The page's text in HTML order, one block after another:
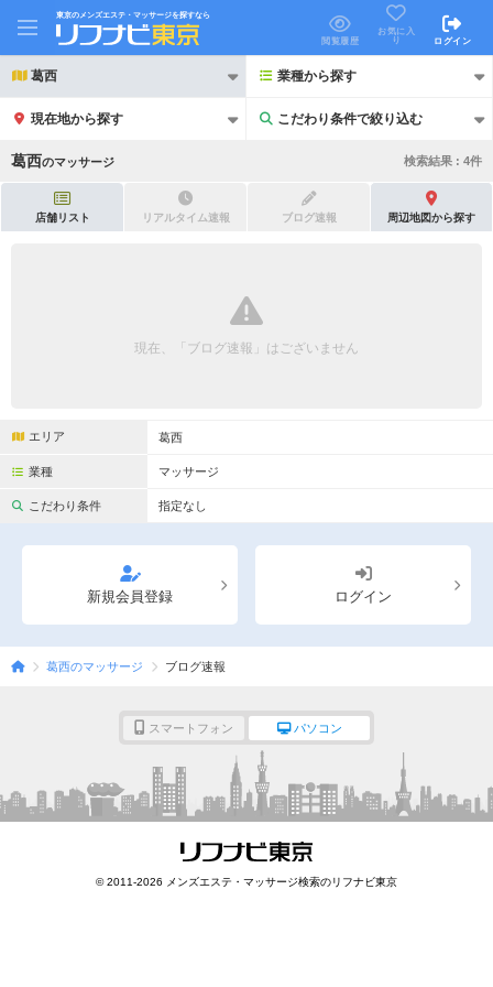
東京のメンズエステ・マッサージを探すなら
閲覧履歴
お気に入
り
ログイン
葛西 業種から探す
現在地から探す こだわり条件で絞り込む
こだわり条件で絞り込む
完全個室
ペアルームあり シャワー室完備
フットバスあり
専用駐車場あり 有資格者在籍
日本人スタッフのみ
Ｗセラピスト
こだわり条件を変更
葛西のマッサージ 検索結果 : 4件
店舗リスト リアルタイム速報 ブログ速報 周辺地図から探す
現在、「ブログ速報」はございません
エリア 葛西
業種 マッサージ
こだわり条件 指定なし
新規会員登録 ログイン
葛西のマッサージ ブログ速報
スマートフォン パソコン
© 2011-2026 メンズエステ・マッサージ検索のリフナビ東京